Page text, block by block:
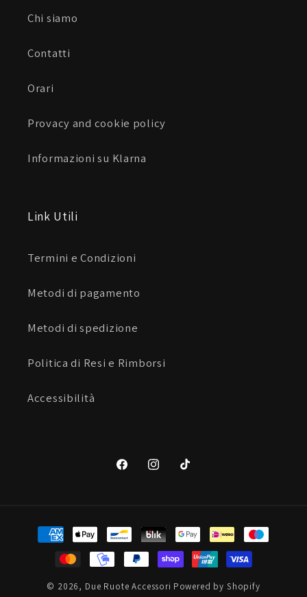
Chi siamo
Contatti
Orari
Provacy and cookie policy
Informazioni su Klarna
Link Utili
Termini e Condizioni
Metodi di pagamento
Metodi di spedizione
Politica di Resi e Rimborsi
Accessibilità
FacebookInstagramTikTok
Metodi
di
pagamento
© 2026, Due Ruote Accessori Powered by Shopify